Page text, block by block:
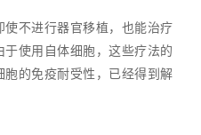
不进行器官移植，也能治疗
使用自体细胞，这些疗法的
的免疫耐受性，已经得到解